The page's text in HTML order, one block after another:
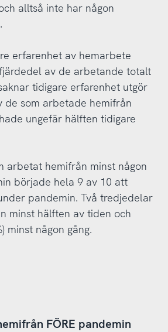
alltså inte har någon
erfarenhet av hemarbete
av de arbetande totalt
tidigare erfarenhet utgör
de som arbetade hemifrån
ungefär hälften tidigare
arbetat hemifrån minst någon
började hela 9 av 10 att
pandemin. Två tredjedelar
minst hälften av tiden och
minst någon gång.
FÖRE pandemin